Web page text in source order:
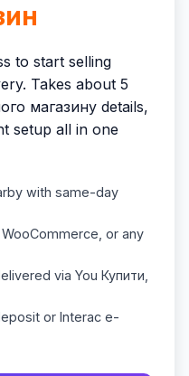
to start selling
Takes about 5
магазину details,
setup all in one
with same-day
or any
via You Купити,
or Interac e-